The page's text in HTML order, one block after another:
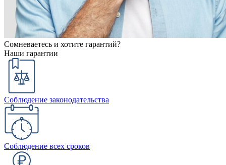
Сомневаетесь и хотите гарантий?
Наши гарантии
Соблюдение законодательства
Соблюдение всех сроков